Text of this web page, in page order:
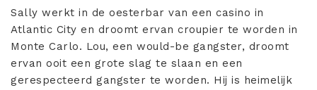
Sally werkt in de oesterbar van een casino in
Atlantic City en droomt ervan croupier te worden in
Monte Carlo. Lou, een would-be gangster, droomt
ervan ooit een grote slag te slaan en een
gerespecteerd gangster te worden. Hij is heimelijk